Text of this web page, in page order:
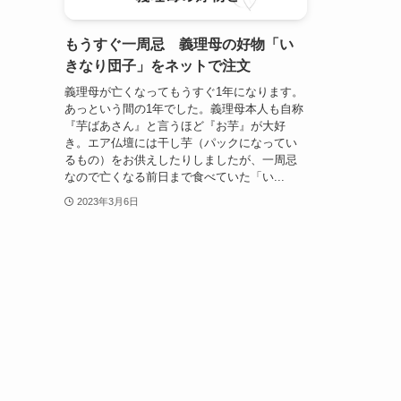
もうすぐ一周忌 義理母の好物「い
きなり団子」をネットで注文
義理母が亡くなってもうすぐ1年になります。
あっという間の1年でした。義理母本人も自称
『芋ばあさん』と言うほど『お芋』が大好
き。エア仏壇には干し芋（パックになってい
るもの）をお供えしたりしましたが、一周忌
なので亡くなる前日まで食べていた「い...
2023年3月6日